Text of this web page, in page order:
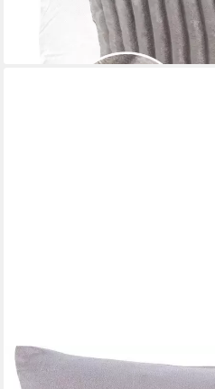
lieferbar - in 2-3 Werktagen bei dir
+8
GÖZZE
Dekokissen Alcatraz, in